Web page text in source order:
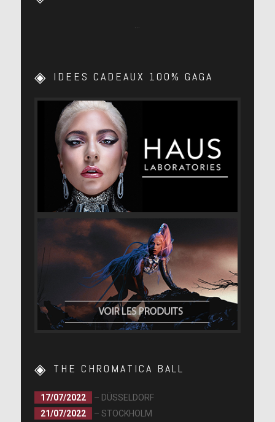
IDEES CADEAUX 100% GAGA
THE CHROMATICA BALL
17/07/2022
– DÜSSELDORF
21/07/2022
– STOCKHOLM